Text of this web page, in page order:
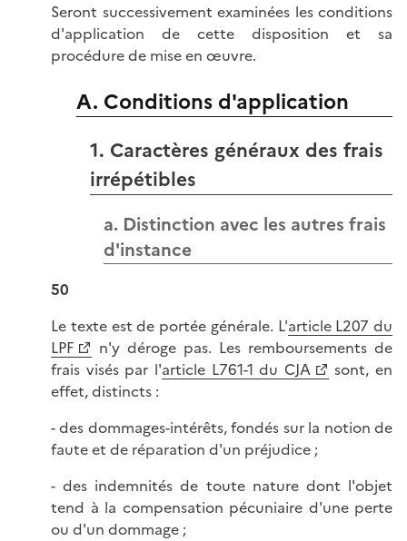
Seront successivement examinées les conditions
d'application de cette disposition et sa
procédure de mise en œuvre.
A. Conditions d'application
1. Caractères généraux des frais
irrépétibles
a. Distinction avec les autres frais
d'instance
50
Le texte est de portée générale. L'article L207 du
LPF
n'y déroge pas. Les remboursements de
frais visés par l'article L761-1 du CJA
sont, en
effet, distincts :
- des dommages-intérêts, fondés sur la notion de
faute et de réparation d'un préjudice ;
- des indemnités de toute nature dont l'objet
tend à la compensation pécuniaire d'une perte
ou d'un dommage ;